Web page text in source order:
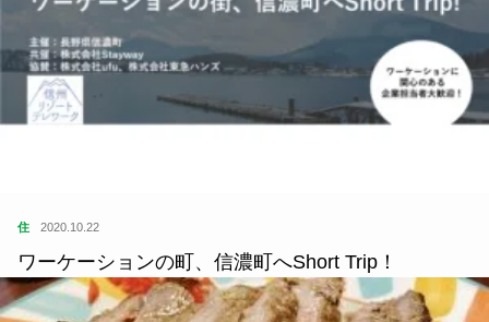
住 2020.10.22
ワーケーションの町、信濃町へShort Trip！